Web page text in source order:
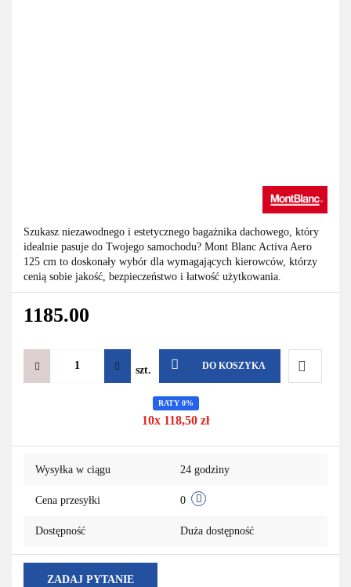
Szukasz niezawodnego i estetycznego bagażnika dachowego, który
idealnie pasuje do Twojego samochodu? Mont Blanc Activa Aero
125 cm to doskonały wybór dla wymagających kierowców, którzy
cenią sobie jakość, bezpieczeństwo i łatwość użytkowania.
1185.00
szt. DO KOSZYKA
RATY 0%
10x 118,50 zł
Wysyłka w ciągu 24 godziny
Cena przesyłki 0
Dostępność Duża dostępność
ZADAJ PYTANIE